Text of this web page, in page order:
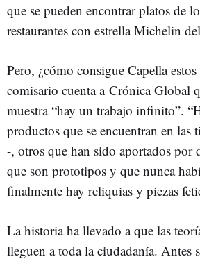
que se pueden encontrar platos de
restaurantes con estrella Michelin
Pero, ¿cómo consigue Capella
comisario cuenta a Crónica Global
muestra “hay un trabajo infinito”.
productos que se encuentran en las
-, otros que han sido aportados por
que son prototipos y que nunca
finalmente hay reliquias y piezas
La historia ha llevado a que las
lleguen a toda la ciudadanía. Antes